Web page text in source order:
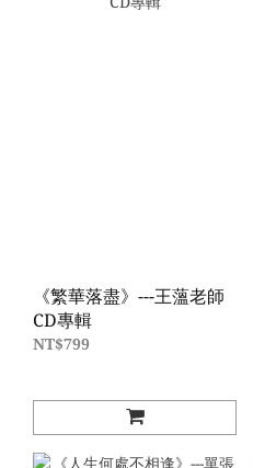
《繁華落盡》---王薀老師
CD專輯
NT$799